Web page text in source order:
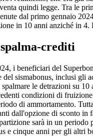
quindi legge. Tra le
dal primo gennaio
in 10 anni anziché in 4.
crediti
i beneficiari del
del sismabonus, inclusi gli
le detrazioni su
condizioni di
di ammortamento.
dall'opzione di sconto in
sarà in un periodo
e cinque anni per gli altri